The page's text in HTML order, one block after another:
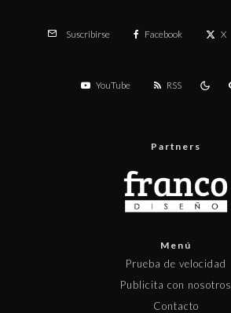
Suscribirse Facebook X
YouTube RSS
Partners
Menú
Prueba de velocidad
Publicita con nosotros
Contacto